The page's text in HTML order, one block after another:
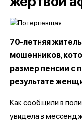
70-летняя
мошенников,
размер пенсии с
результате
Как сообщили в
увидела в